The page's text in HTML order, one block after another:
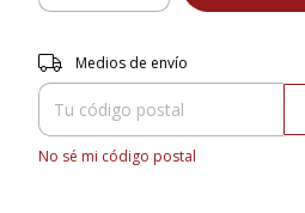
Entregas para el CP:
Medios de envío
No sé mi código postal